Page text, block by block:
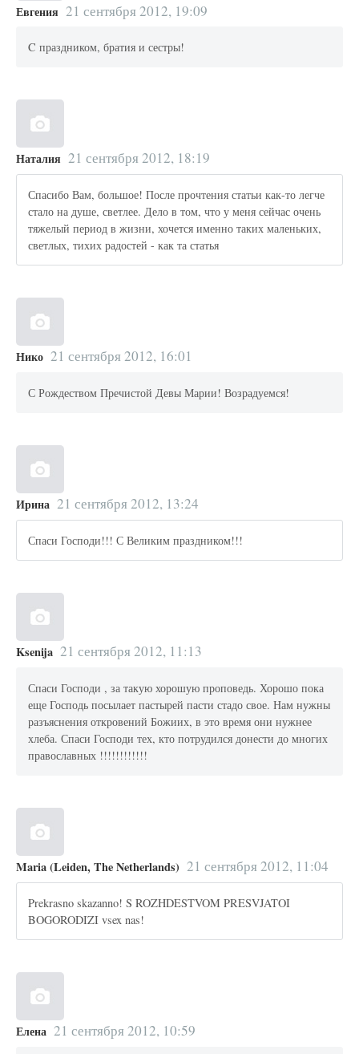
Евгения 21 сентября 2012, 19:09
C праздником, братия и сестры!
Наталия 21 сентября 2012, 18:19
Спасибо Вам, большое! После прочтения статьи как-то легче
стало на душе, светлее. Дело в том, что у меня сейчас очень
тяжелый период в жизни, хочется именно таких маленьких,
светлых, тихих радостей - как та статья
Нико 21 сентября 2012, 16:01
С Рождеством Пречистой Девы Марии! Возрадуемся!
Ирина 21 сентября 2012, 13:24
Спаси Господи!!! С Великим праздником!!!
Ksenija 21 сентября 2012, 11:13
Спаси Господи , за такую хорошую проповедь. Хорошо пока
еще Господь посылает пастырей пасти стадо свое. Нам нужны
разъяснения откровений Божиих, в это время они нужнее
хлеба. Спаси Господи тех, кто потрудился донести до многих
православных !!!!!!!!!!!!
Maria (Leiden, The Netherlands) 21 сентября 2012, 11:04
Prekrasno skazanno! S ROZHDESTVOM PRESVJATOI
BOGORODIZI vsex nas!
Елена 21 сентября 2012, 10:59